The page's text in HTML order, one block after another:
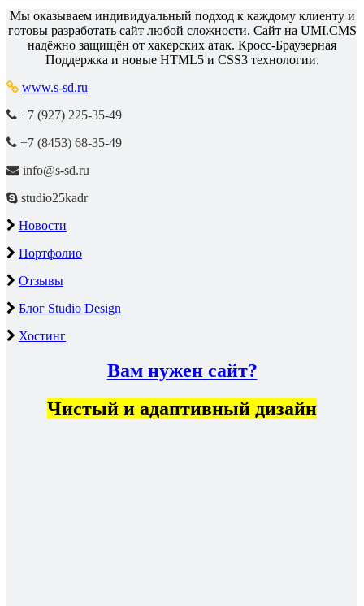
Мы оказываем индивидуальный подход к каждому клиенту и
готовы разработать сайт любой сложности. Сайт на UMI.CMS
надёжно защищён от хакерских атак. Кросс-Браузерная
Поддержка и новые HTML5 и CSS3 технологии.
www.s-sd.ru
+7 (927) 225-35-49
+7 (8453) 68-35-49
info@s-sd.ru
studio25kadr
Новости
Портфолио
Отзывы
Блог Studio Design
Хостинг
Вам нужен сайт?
Чистый и адаптивный дизайн